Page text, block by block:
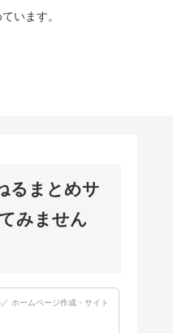
います。
るまとめサ
みません